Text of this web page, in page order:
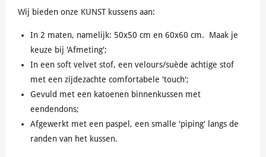
Wij bieden onze KUNST kussens aan:
In 2 maten, namelijk: 50x50 cm en 60x60 cm. Maak je
keuze bij 'Afmeting';
In een soft velvet stof, een velours/suède achtige stof
met een zijdezachte comfortabele 'touch';
Gevuld met een katoenen binnenkussen met
eendendons;
Afgewerkt met een paspel, een smalle 'piping' langs de
randen van het kussen.